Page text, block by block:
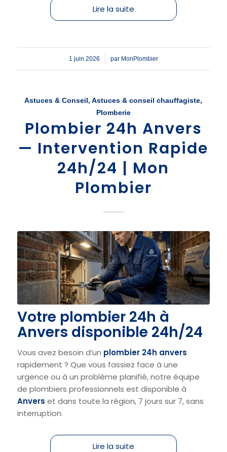
Lire la suite
1 juin 2026
/ par MonPlombier
Astuces & Conseil ,Astuces & conseil chauffagiste,
Plomberie
Plombier 24h Anvers
— Intervention Rapide
24h/24 | Mon
Plombier
Votre plombier 24h à
Anvers disponible 24h/24
Vous avez besoin d’un plombier 24h anvers
rapidement ? Que vous fassiez face à une
urgence ou à un problème planifié, notre équipe
de plombiers professionnels est disponible à
Anvers et dans toute la région, 7 jours sur 7, sans
interruption.
Lire la suite